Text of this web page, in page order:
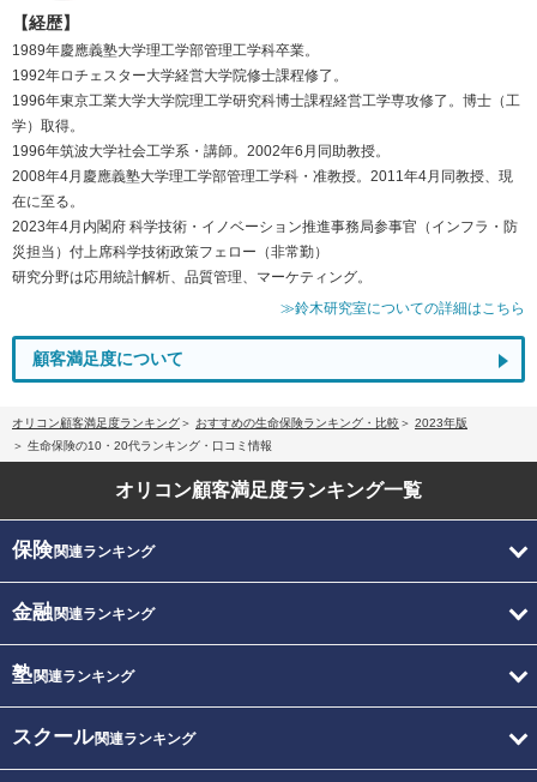
【経歴】
1989年慶應義塾大学理工学部管理工学科卒業。
1992年ロチェスター大学経営大学院修士課程修了。
1996年東京工業大学大学院理工学研究科博士課程経営工学専攻修了。博士（工
学）取得。
1996年筑波大学社会工学系・講師。2002年6月同助教授。
2008年4月慶應義塾大学理工学部管理工学科・准教授。2011年4月同教授、現
在に至る。
2023年4月内閣府 科学技術・イノベーション推進事務局参事官（インフラ・防
災担当）付上席科学技術政策フェロー（非常勤）
研究分野は応用統計解析、品質管理、マーケティング。
≫鈴木研究室についての詳細はこちら
顧客満足度について
オリコン顧客満足度ランキング おすすめの生命保険ランキング・比較
2023年版
生命保険の10・20代ランキング・口コミ情報
オリコン顧客満足度ランキング一覧
保険関連ランキング
金融関連ランキング
塾関連ランキング
スクール関連ランキング